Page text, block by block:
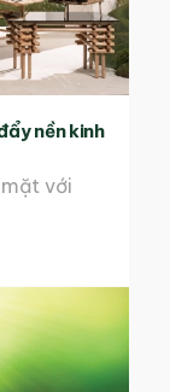
nền kinh
với